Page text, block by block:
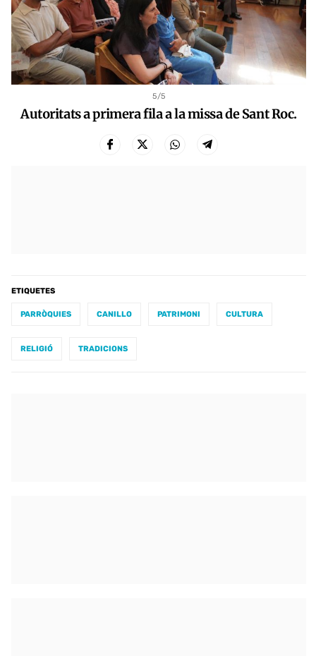
5/5
Autoritats a primera fila a la missa de Sant Roc.
ETIQUETES
PARRÒQUIES CANILLO PATRIMONI CULTURA
RELIGIÓ TRADICIONS